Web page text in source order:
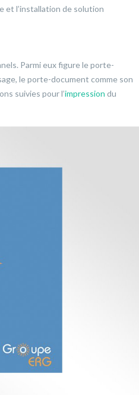
et l’installation de solution
Parmi eux figure le porte-
le porte-document comme son
suivies pour l’impression du